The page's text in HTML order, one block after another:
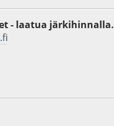
- laatua järkihinnalla.